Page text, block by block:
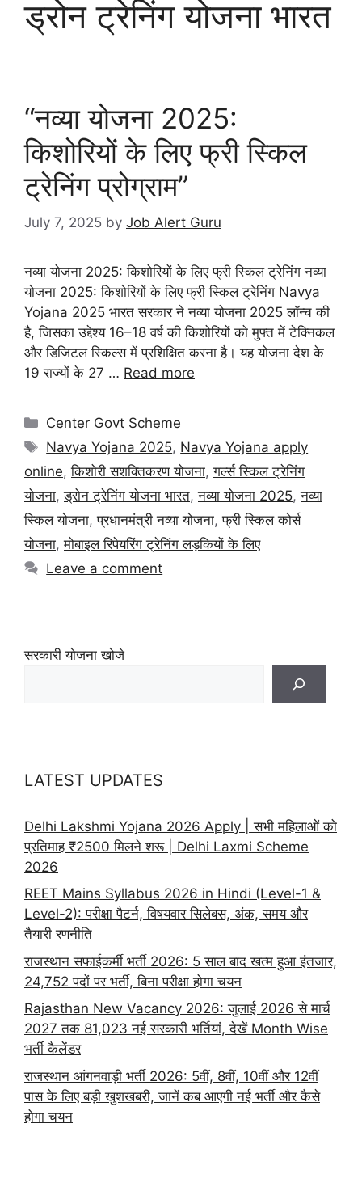
ड्रोन ट्रेनिंग योजना भारत
“नव्या योजना 2025:
किशोरियों के लिए फ्री स्किल
ट्रेनिंग प्रोग्राम”
July 7, 2025 by Job Alert Guru
नव्या योजना 2025: किशोरियों के लिए फ्री स्किल ट्रेनिंग नव्या
योजना 2025: किशोरियों के लिए फ्री स्किल ट्रेनिंग Navya
Yojana 2025 भारत सरकार ने नव्या योजना 2025 लॉन्च की
है, जिसका उद्देश्य 16–18 वर्ष की किशोरियों को मुफ्त में टेक्निकल
और डिजिटल स्किल्स में प्रशिक्षित करना है। यह योजना देश के
19 राज्यों के 27 … Read more
Center Govt Scheme
Navya Yojana 2025, Navya Yojana apply
online,किशोरी सशक्तिकरण योजना,गर्ल्स स्किल ट्रेनिंग
योजना,ड्रोन ट्रेनिंग योजना भारत,नव्या योजना 2025,नव्या
स्किल योजना,प्रधानमंत्री नव्या योजना,फ्री स्किल कोर्स
योजना,मोबाइल रिपेयरिंग ट्रेनिंग लड़कियों के लिए
Leave a comment
सरकारी योजना खोजे
LATEST UPDATES
Delhi Lakshmi Yojana 2026 Apply | सभी महिलाओं को
प्रतिमाह ₹2500 मिलने शरू | Delhi Laxmi Scheme
2026
REET Mains Syllabus 2026 in Hindi (Level-1 &
Level-2): परीक्षा पैटर्न, विषयवार सिलेबस, अंक, समय और
तैयारी रणनीति
राजस्थान सफाईकर्मी भर्ती 2026: 5 साल बाद खत्म हुआ इंतजार,
24,752 पदों पर भर्ती, बिना परीक्षा होगा चयन
Rajasthan New Vacancy 2026: जुलाई 2026 से मार्च
2027 तक 81,023 नई सरकारी भर्तियां, देखें Month Wise
भर्ती कैलेंडर
राजस्थान आंगनवाड़ी भर्ती 2026: 5वीं, 8वीं, 10वीं और 12वीं
पास के लिए बड़ी खुशखबरी, जानें कब आएगी नई भर्ती और कैसे
होगा चयन